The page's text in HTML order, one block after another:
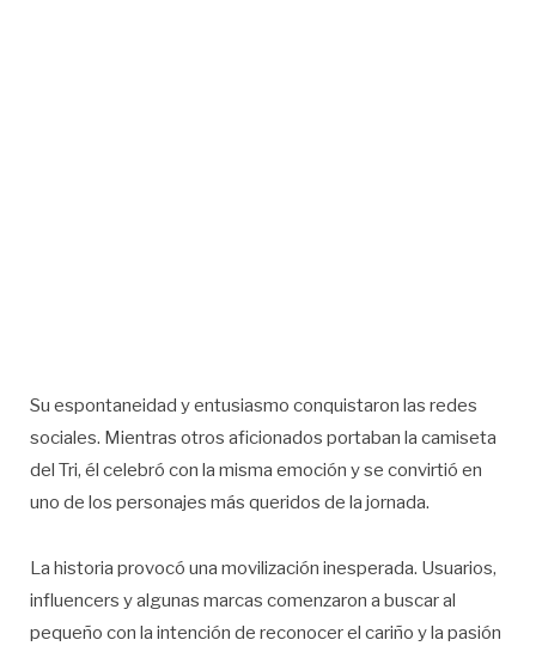
Su espontaneidad y entusiasmo conquistaron las redes
sociales. Mientras otros aficionados portaban la camiseta
del Tri, él celebró con la misma emoción y se convirtió en
uno de los personajes más queridos de la jornada.
La historia provocó una movilización inesperada. Usuarios,
influencers y algunas marcas comenzaron a buscar al
pequeño con la intención de reconocer el cariño y la pasión